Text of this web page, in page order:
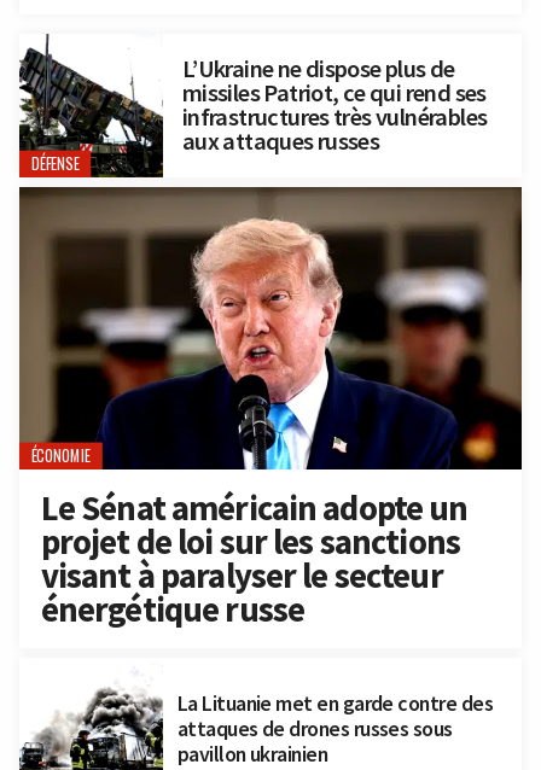
DÉFENSE
L’Ukraine ne dispose plus de
missiles Patriot, ce qui rend ses
infrastructures très vulnérables
aux attaques russes
ÉCONOMIE
Le Sénat américain adopte un
projet de loi sur les sanctions
visant à paralyser le secteur
énergétique russe
La Lituanie met en garde contre des
attaques de drones russes sous
pavillon ukrainien